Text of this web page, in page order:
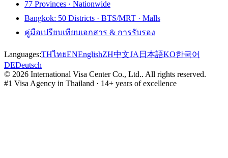
77 Provinces · Nationwide
Bangkok: 50 Districts · BTS/MRT · Malls
คู่มือเปรียบเทียบเอกสาร & การรับรอง
Languages:THไทยENEnglishZH中文JA 日本語KO한국어
DEDeutsch
© 2026 International Visa Center Co., Ltd.. All rights reserved.
#1 Visa Agency in Thailand · 14+ years of excellence